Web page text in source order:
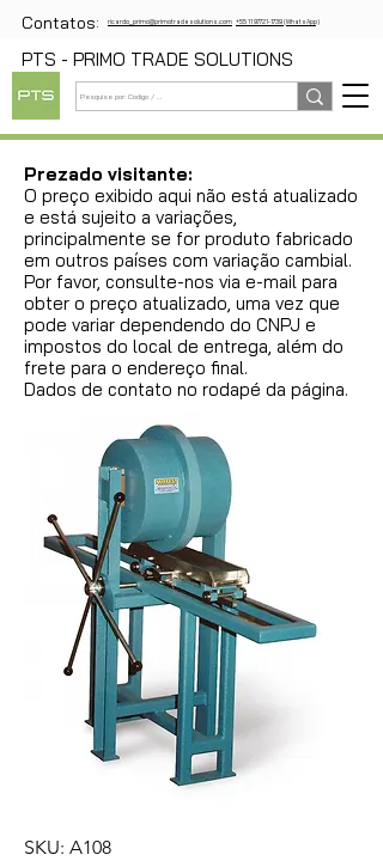
Contatos: ricardo_primo@primotradesolutions.com +55 11 97721-1739 (WhatsApp)
PTS - PRIMO TRADE SOLUTIONS
Prezado visitante:
O preço exibido aqui não está atualizado
e está sujeito a variações,
principalmente se for produto fabricado
em outros países com variação cambial.
Por favor, consulte-nos via e-mail para
obter o preço atualizado, uma vez que
pode variar dependendo do CNPJ e
impostos do local de entrega, além do
frete para o endereço final.
Dados de contato no rodapé da página.
SKU: A108